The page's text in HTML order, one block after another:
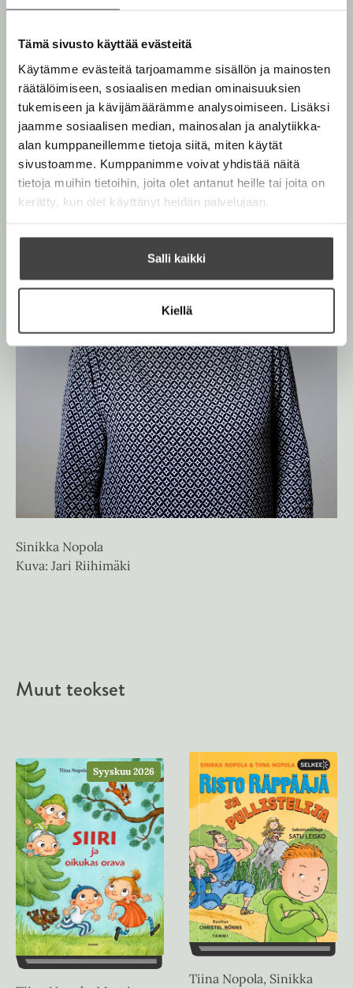
Tämä sivusto käyttää evästeitä
Käytämme evästeitä tarjoamamme sisällön ja mainosten
räätälöimiseen, sosiaalisen median ominaisuuksien
tukemiseen ja kävijämäärämme analysoimiseen. Lisäksi
jaamme sosiaalisen median, mainosalan ja analytiikka-
alan kumppaneillemme tietoja siitä, miten käytät
sivustoamme. Kumppanimme voivat yhdistää näitä
tietoja muihin tietoihin, joita olet antanut heille tai joita on
kerätty, kun olet käyttänyt heidän palvelujaan.
Salli kaikki
Kiellä
t
e
n
o
l
S
v
o
a
i
n
e
n
O
h
i
t
a
k
u
O
h
i
t
a
k
u
Sinikka Nopola
Kuva: Jari Riihimäki
Muut teokset
Syyskuu 2026
Tiina Nopola, Sinikka